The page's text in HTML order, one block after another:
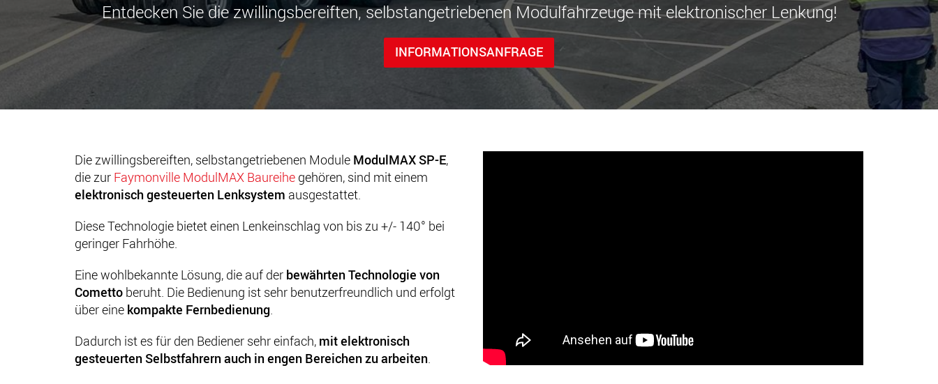
Entdecken Sie die zwillingsbereiften, selbstangetriebenen Modulfahrzeuge mit elektronischer Lenkung!
INFORMATIONSANFRAGE
Die zwillingsbereiften, selbstangetriebenen Module ModulMAX SP-E,
die zur Faymonville ModulMAX Baureihe gehören, sind mit einem
elektronisch gesteuerten Lenksystem ausgestattet.
Diese Technologie bietet einen Lenkeinschlag von bis zu +/- 140° bei
geringer Fahrhöhe.
Eine wohlbekannte Lösung, die auf der bewährten Technologie von
Cometto beruht. Die Bedienung ist sehr benutzerfreundlich und erfolgt
über eine kompakte Fernbedienung.
Dadurch ist es für den Bediener sehr einfach, mit elektronisch
gesteuerten Selbstfahrern auch in engen Bereichen zu arbeiten.